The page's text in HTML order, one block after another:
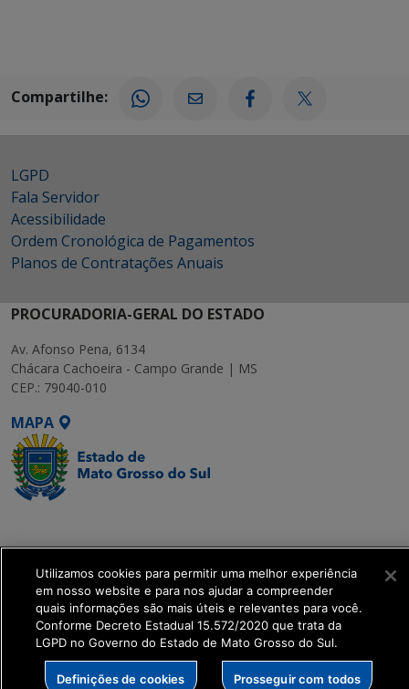
Compartilhe:
LGPD
Fala Servidor
Acessibilidade
Ordem Cronológica de Pagamentos
Planos de Contratações Anuais
PROCURADORIA-GERAL DO ESTADO
Av. Afonso Pena, 6134
Chácara Cachoeira - Campo Grande | MS
CEP.: 79040-010
MAPA
Executiva de
Transformação Digital
get_footer();
Utilizamos cookies para permitir uma melhor experiência
em nosso website e para nos ajudar a compreender
quais informações são mais úteis e relevantes para você.
Conforme Decreto Estadual 15.572/2020 que trata da
LGPD no Governo do Estado de Mato Grosso do Sul.
Definições de cookies Prosseguir com todos